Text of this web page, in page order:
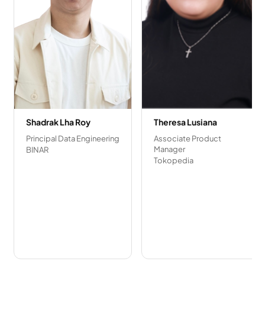
Shadrak Lha Roy
Principal Data Engineering
BINAR
Theresa Lusiana
Associate Product
Manager
Tokopedia